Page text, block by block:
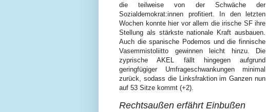
die teilweise von der Schwäche der
Sozialdemokrat:innen profitiert. In den letzten
Wochen konnte hier vor allem die irische SF ihre
Stellung als stärkste nationale Kraft ausbauen.
Auch die spanische Podemos und die finnische
Vasemmistoliitto gewinnen leicht hinzu. Die
zyprische AKEL fällt hingegen aufgrund
geringfügiger Umfrageschwankungen minimal
zurück, sodass die Linksfraktion im Ganzen nun
auf 53 Sitze kommt (+2).
Rechtsaußen erfährt Einbußen